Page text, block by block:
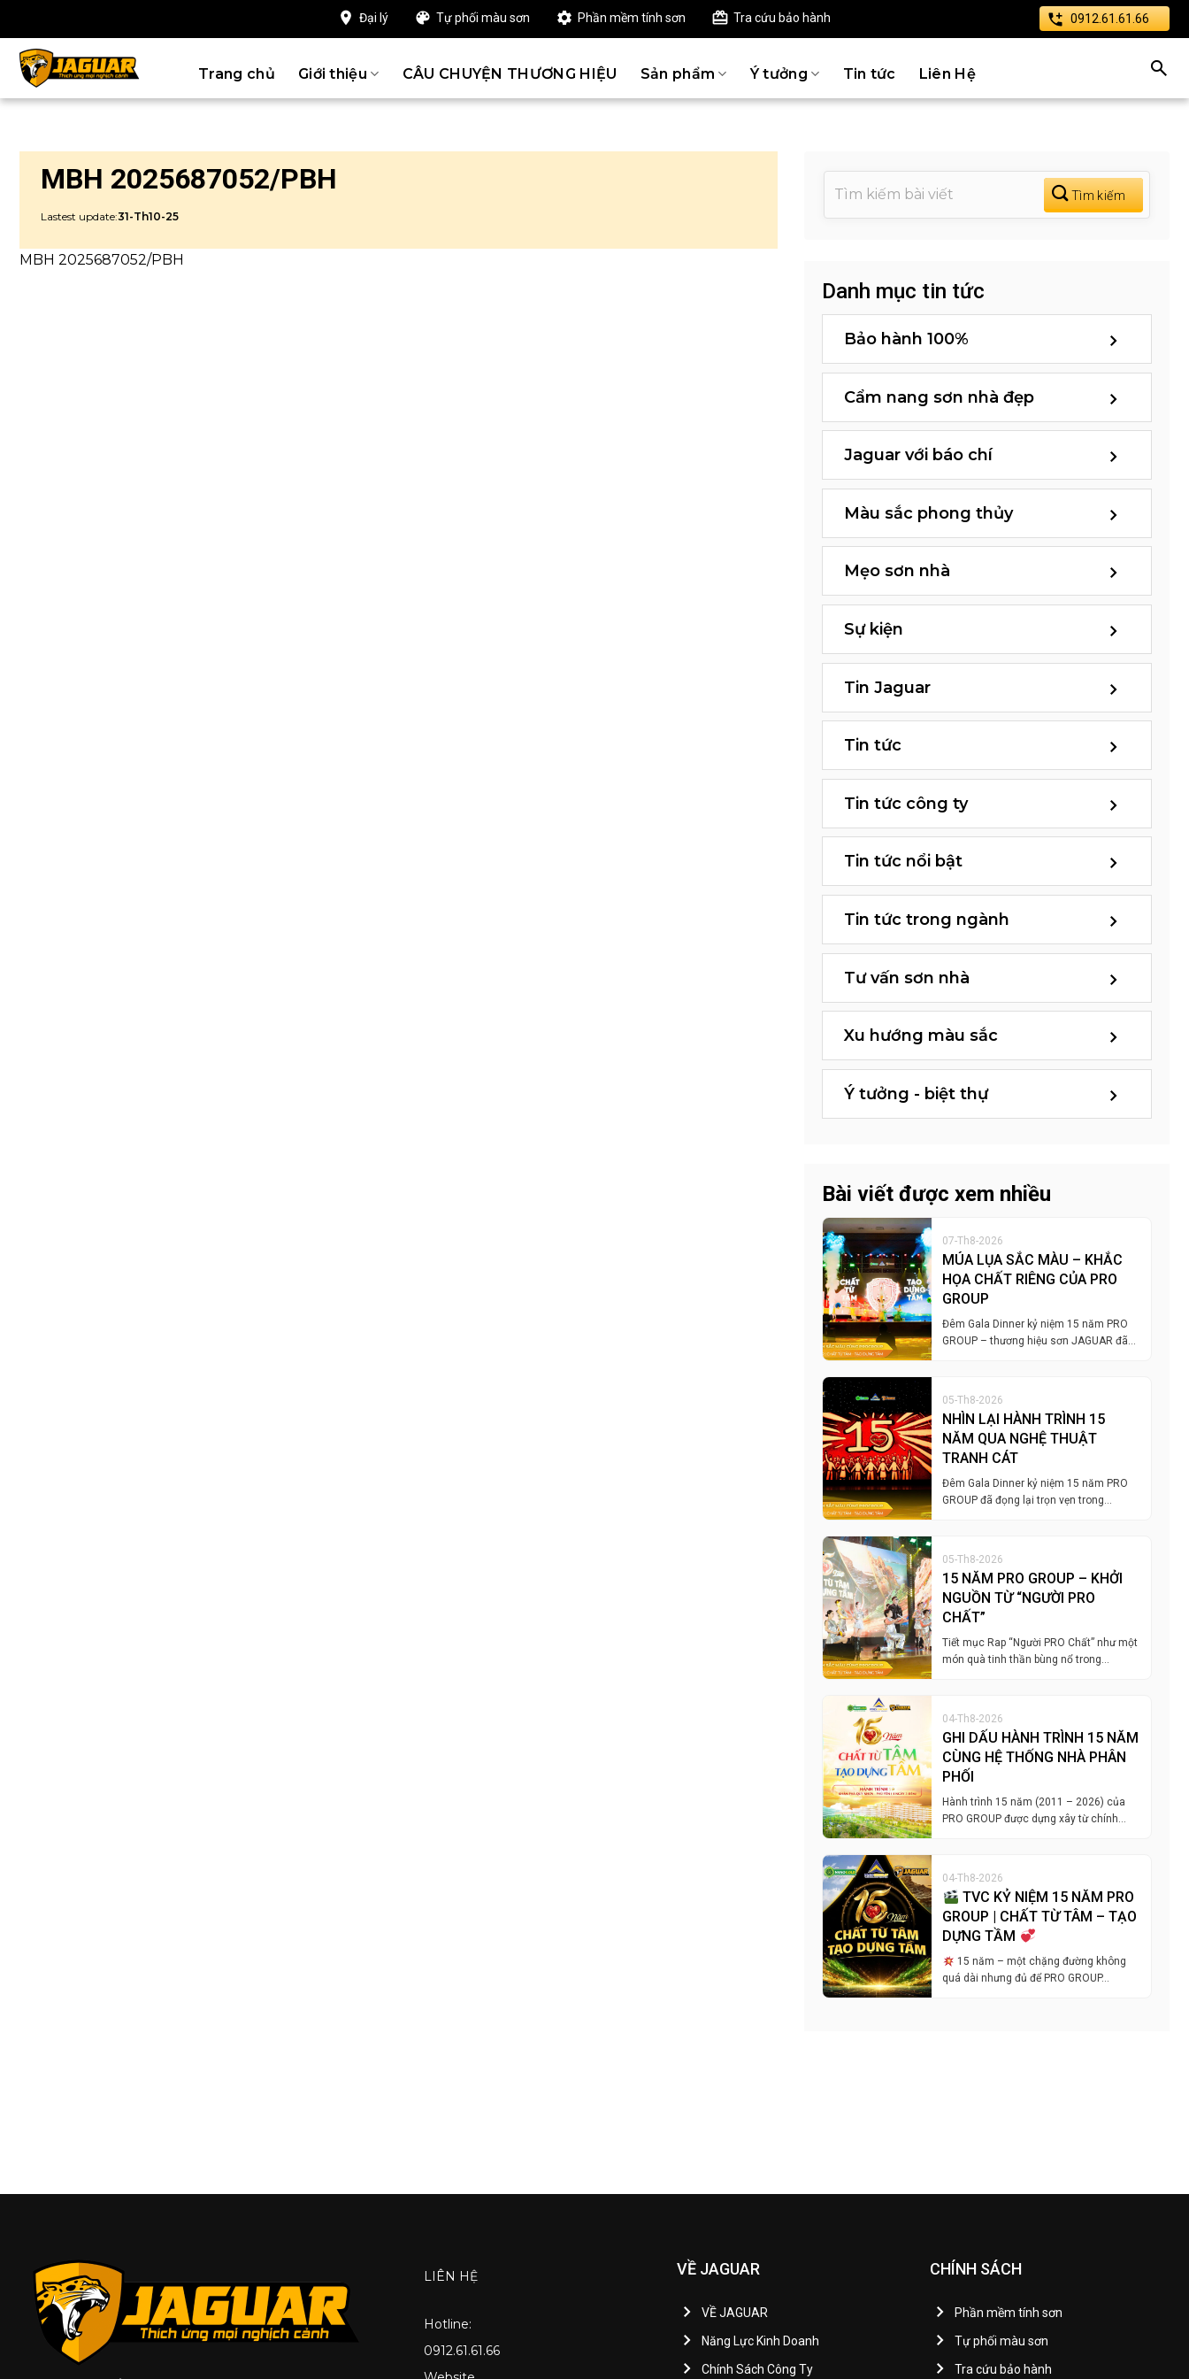
dung
Đại lý Tự phối màu sơn Phần mềm tính sơn Tra cứu bảo hành 0912.61.61.66
Trang chủ Giới thiệu CÂU CHUYỆN THƯƠNG HIỆU Sản phẩm Ý tưởng Tin tức Liên Hệ
MBH 2025687052/PBH
Lastest update:31-Th10-25
MBH 2025687052/PBH
Danh mục tin tức
Bảo hành 100%
Cẩm nang sơn nhà đẹp
Jaguar với báo chí
Màu sắc phong thủy
Mẹo sơn nhà
Sự kiện
Tin Jaguar
Tin tức
Tin tức công ty
Tin tức nổi bật
Tin tức trong ngành
Tư vấn sơn nhà
Xu hướng màu sắc
Ý tưởng - biệt thự
Bài viết được xem nhiều
07-Th8-2026
MÚA LỤA SẮC MÀU – KHẮC
HỌA CHẤT RIÊNG CỦA PRO
GROUP
Đêm Gala Dinner kỷ niệm 15 năm PRO
GROUP – thương hiệu sơn JAGUAR đã…
05-Th8-2026
NHÌN LẠI HÀNH TRÌNH 15
NĂM QUA NGHỆ THUẬT
TRANH CÁT
Đêm Gala Dinner kỷ niệm 15 năm PRO
GROUP đã đọng lại trọn vẹn trong…
05-Th8-2026
15 NĂM PRO GROUP – KHỞI
NGUỒN TỪ “NGƯỜI PRO
CHẤT”
Tiết mục Rap “Người PRO Chất” như một
món quà tinh thần bùng nổ trong…
04-Th8-2026
GHI DẤU HÀNH TRÌNH 15 NĂM
CÙNG HỆ THỐNG NHÀ PHÂN
PHỐI
Hành trình 15 năm (2011 – 2026) của
PRO GROUP được dựng xây từ chính…
04-Th8-2026
TVC KỶ NIỆM 15 NĂM PRO
GROUP | CHẤT TỪ TÂM – TẠO
DỰNG TẦM
15 năm – một chặng đường không
quá dài nhưng đủ để PRO GROUP…
LIÊN HỆ
Hotline:
0912.61.61.66
VỀ JAGUAR
VỀ JAGUAR
Năng Lực Kinh Doanh
Chính Sách Công Ty
CHÍNH SÁCH
Phần mềm tính sơn
Tự phối màu sơn
Tra cứu bảo hành